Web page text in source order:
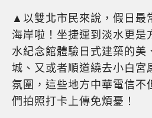
▲以雙北市民來說，假日最
海岸啦！坐捷運到淡水更是
水紀念館體驗日式建築的美
城、又或者順道繞去小白宮
氛圍，這些地方中華電信不
們拍照打卡上傳免煩憂！